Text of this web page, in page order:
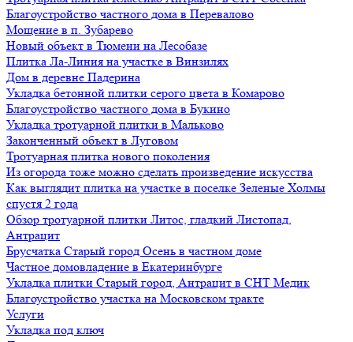
Благоустройство частного дома в Перевалово
Мощение в п. Зубарево
Новый объект в Тюмени на Лесобазе
Плитка Ла-Линия на участке в Винзилях
Дом в деревне Падерина
Укладка бетонной плитки серого цвета в Комарово
Благоустройство частного дома в Букино
Укладка тротуарной плитки в Мальково
Законченный объект в Луговом
Тротуарная плитка нового поколения
Из огорода тоже можно сделать произведение искусства
Как выглядит плитка на участке в поселке Зеленые Холмы
спустя 2 года
Обзор тротуарной плитки Литос, гладкий Листопад,
Антрацит
Брусчатка Старый город Осень в частном доме
Частное домовладение в Екатеринбурге
Укладка плитки Старый город, Антрацит в СНТ Медик
Благоустройство участка на Московском тракте
Услуги
Укладка под ключ